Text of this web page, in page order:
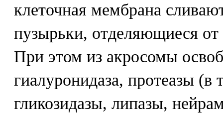
клеточная мембрана
пузырьки, отделяющиеся от
При этом из акросомы
гиалуронидаза, протеазы (в
гликозидазы, липазы,